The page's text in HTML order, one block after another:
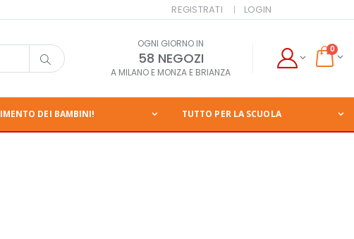
REGISTRATI LOGIN
OGNI GIORNO IN
58 NEGOZI
A MILANO E MONZA E BRIANZA
0
DEI BAMBINI! TUTTO PER LA SCUOLA